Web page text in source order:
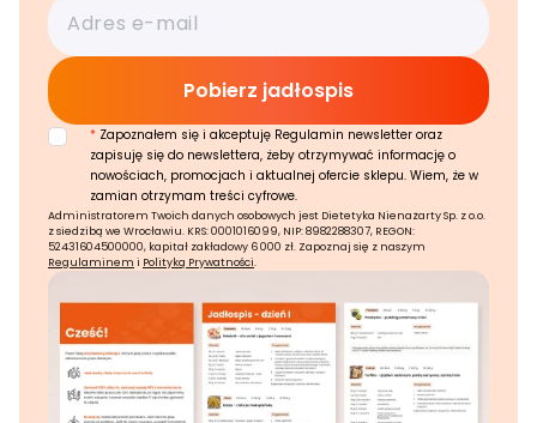
* Zapoznałem się i akceptuję Regulamin newsletter oraz
zapisuję się do newslettera, żeby otrzymywać informację o
nowościach, promocjach i aktualnej ofercie sklepu. Wiem, że w
zamian otrzymam treści cyfrowe.
Administratorem Twoich danych osobowych jest Dietetyka Nienażarty Sp. z o.o.
z siedzibą we Wrocławiu. KRS: 0001016099, NIP: 8982288307, REGON:
52431604500000, kapitał zakładowy 6 000 zł. Zapoznaj się z naszym
Regulaminem i Polityką Prywatności.